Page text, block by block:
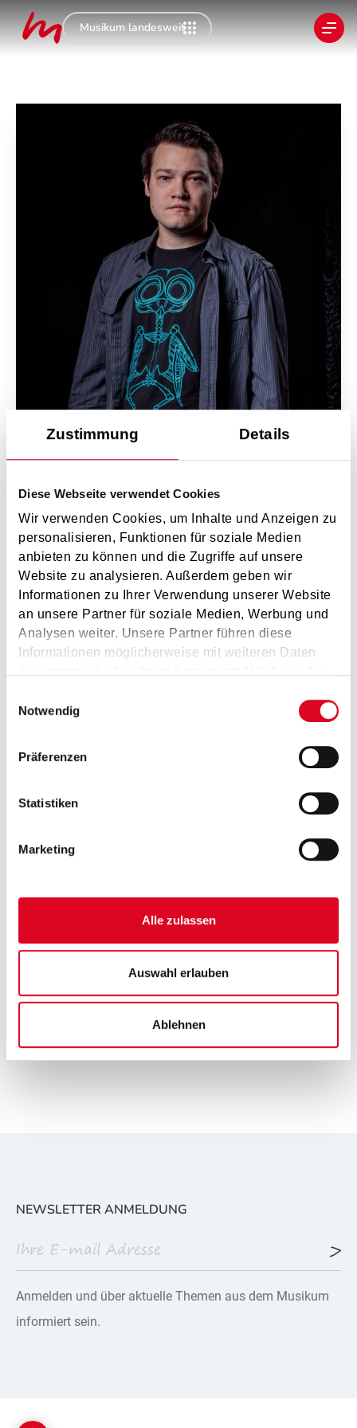
Zustimmung Details
Diese Webseite verwendet Cookies
Wir verwenden Cookies, um Inhalte und Anzeigen zu
personalisieren, Funktionen für soziale Medien
anbieten zu können und die Zugriffe auf unsere
Website zu analysieren. Außerdem geben wir
Informationen zu Ihrer Verwendung unserer Website
an unsere Partner für soziale Medien, Werbung und
Analysen weiter. Unsere Partner führen diese
Informationen möglicherweise mit weiteren Daten
zusammen, die Sie ihnen bereitgestellt haben oder
gesammelt haben.
Notwendig
Präferenzen
Statistiken
Marketing
Alle zulassen
Auswahl erlauben
Ablehnen
Musikum landesweit
Lukas KranjcB.Mus.
Lukas.Kranjc@musikum.at
Fächer/Instrumente
E-Bass (Musikum St. Johann,Musikum Hof)
Korrepetition (
Kontrabass Jazz & Pop (
NEWSLETTER ANMELDUNG
Anmelden und über aktuelle Themen aus dem Musikum
informiert sein.